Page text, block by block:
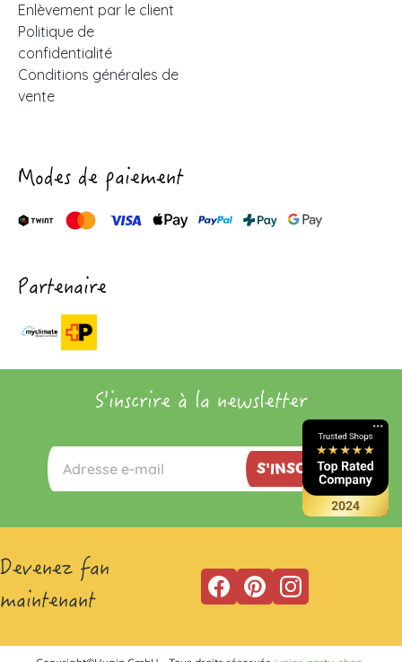
Enlèvement par le client
Politique de
confidentialité
Conditions générales de
vente
Modes de paiement
Partenaire
S'inscrire à la newsletter
S'INSCRIRE
Devenez fan
maintenant